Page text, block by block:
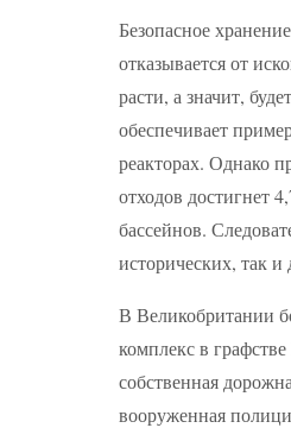
Безопасное
отказывается от
расти, а значит,
обеспечивает
реакторах. Однако
отходов достигнет
бассейнов.
исторических, так
В Великобритании
комплекс в
собственная
вооруженная